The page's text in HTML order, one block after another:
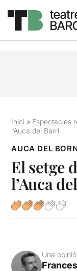
Inici » Espectacles
l’Auca del Barri
AUCA DEL
El setge
l’Auca
Una